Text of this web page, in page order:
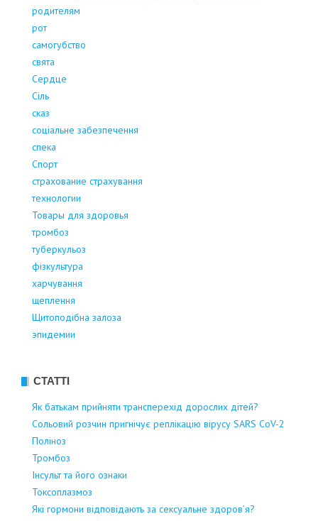
родителям
рот
самогубство
свята
Сердце
Сіль
сказ
соціальне забезпечення
спека
Спорт
страхование страхування
технологии
Товары для здоровья
тромбоз
туберкульоз
фізкультура
харчування
щеплення
Щитоподібна залоза
эпидемии
СТАТТІ
Як батькам прийняти трансперехід дорослих дітей?
Сольовий розчин пригнічує реплікацію вірусу SARS CoV-2
Поліноз
Тромбоз
Інсульт та його ознаки
Токсоплазмоз
Які гормони відповідають за сексуальне здоров’я?